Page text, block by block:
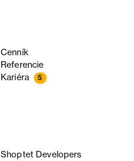
Cenník
Referencie
Kariéra 5
Shoptet Developers